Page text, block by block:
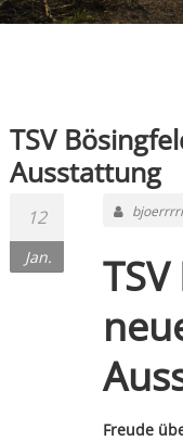
TSV
Ausstattung
12
Jan.
Freude